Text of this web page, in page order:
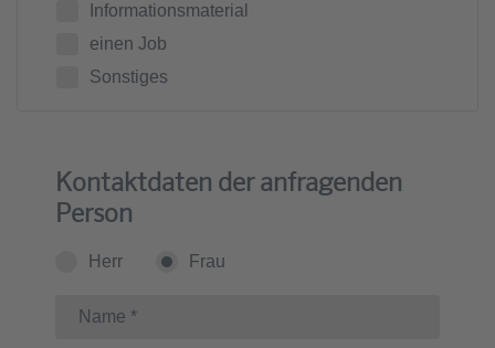
Informationsmaterial
einen Job
Sonstiges
Kontaktdaten der anfragenden
Person
Herr Frau